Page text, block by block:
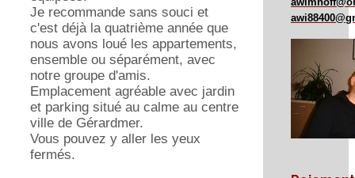
Je recommande sans souci et
c'est déjà la quatrième année que
nous avons loué les appartements,
ensemble ou séparément, avec
notre groupe d'amis.
Emplacement agréable avec jardin
et parking situé au calme au centre
ville de Gérardmer.
Vous pouvez y aller les yeux
fermés.